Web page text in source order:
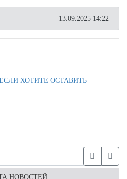
13.09.2025 14:22
ХОТИТЕ ОСТАВИТЬ
НОВОСТЕЙ